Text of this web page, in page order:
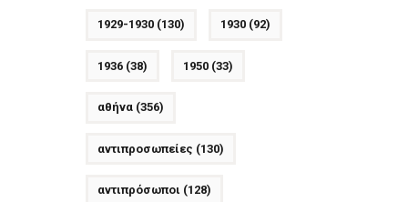
1929-1930(130) 1930(92)
1936(38) 1950(33)
αθήνα(356)
αντιπροσωπείες (130)
αντιπρόσωποι (128)